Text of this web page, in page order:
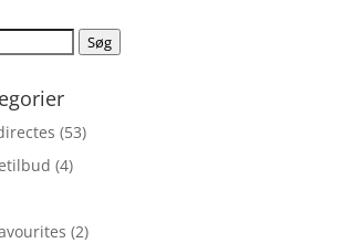
Søg
(53)
(4)
(2)